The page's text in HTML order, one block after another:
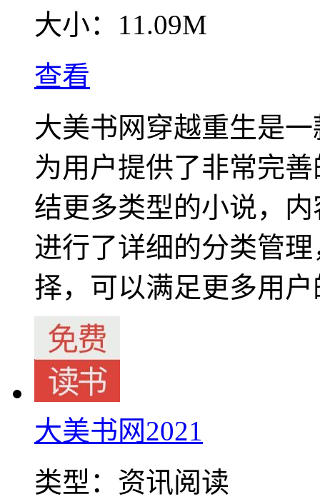
大小： 11.09M
查看
大美书网穿越重生是
为用户提供了非常完
结更多类型的小说，
进行了详细的分类管
择，可以满足更多用
大美书网2021
类型： 资讯阅读